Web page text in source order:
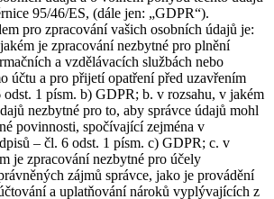
95/46/ES, (dále jen: „GDPR“).
pro zpracování vašich osobních údajů je:
je zpracování nezbytné pro plnění
a vzdělávacích službách nebo
účtu a pro přijetí opatření před uzavřením
1 písm. b) GDPR; b. v rozsahu, v jakém
nezbytné pro to, aby správce údajů mohl
povinnosti, spočívající zejména v
– čl. 6 odst. 1 písm. c) GDPR; c. v
je zpracování nezbytné pro účely
zájmů správce, jako je provádění
a uplatňování nároků vyplývajících z